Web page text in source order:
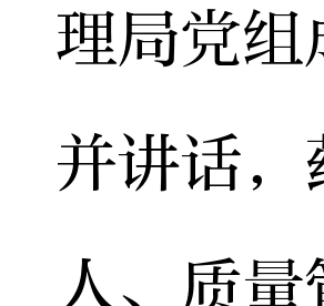
理局党
并讲话
人、质